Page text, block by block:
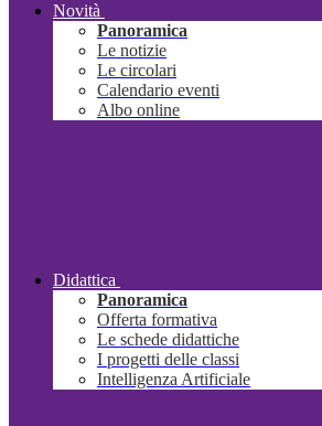
Novità
Panoramica
Le notizie
Le circolari
Calendario eventi
Albo online
Didattica
Panoramica
Offerta formativa
Le schede didattiche
I progetti delle classi
Intelligenza Artificiale